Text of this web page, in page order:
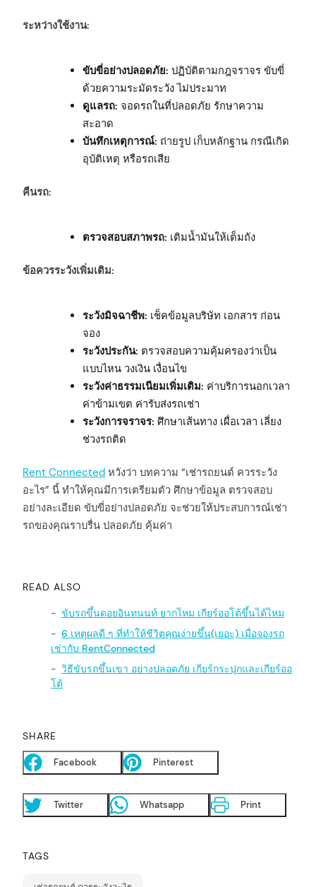
ระหว่างใช้งาน:
ขับขี่อย่างปลอดภัย: ปฏิบัติตามกฎจราจร ขับขี่
ด้วยความระมัดระวัง ไม่ประมาท
ดูแลรถ: จอดรถในที่ปลอดภัย รักษาความ
สะอาด
บันทึกเหตุการณ์: ถ่ายรูป เก็บหลักฐาน กรณีเกิด
อุบัติเหตุ หรือรถเสีย
คืนรถ:
ตรวจสอบสภาพรถ: เติมน้ำมันให้เต็มถัง
ข้อควรระวังเพิ่มเติม:
ระวังมิจฉาชีพ: เช็คข้อมูลบริษัท เอกสาร ก่อน
จอง
ระวังประกัน: ตรวจสอบความคุ้มครองว่าเป็น
แบบไหน วงเงิน เงื่อนไข
ระวังค่าธรรมเนียมเพิ่มเติม: ค่าบริการนอกเวลา
ค่าข้ามเขต ค่ารับส่งรถเช่า
ระวังการจราจร: ศึกษาเส้นทาง เผื่อเวลา เลี่ยง
ช่วงรถติด
Rent Connected หวังว่า บทความ “เช่ารถยนต์ ควรระวัง
อะไร” นี้ ทำให้คุณมีการเตรียมตัว ศึกษาข้อมูล ตรวจสอบ
อย่างละเอียด ขับขี่อย่างปลอดภัย จะช่วยให้ประสบการณ์เช่า
รถของคุณราบรื่น ปลอดภัย คุ้มค่า
READ ALSO
ขับรถขึ้นดอยอินทนนท์ ยากไหม เกียร์ออโต้ขึ้นได้ไหม
6 เหตุผลดี ๆ ที่ทำให้ชีวิตคุณง่ายขึ้น(เยอะ) เมื่อจองรถ
เช่ากับ RentConnected
วิธีขับรถขึ้นเขา อย่างปลอดภัย เกียร์กระปุกและเกียร์ออ
โต้
SHARE
Facebook Pinterest
Twitter Whatsapp Print
TAGS